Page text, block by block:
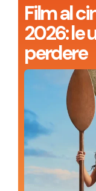
Film al
2026: le
perdere